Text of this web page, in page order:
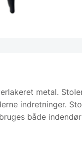
metal.
indretninger.
både